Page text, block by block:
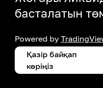
басталатын
Powered by
Қазір байқап
көріңіз